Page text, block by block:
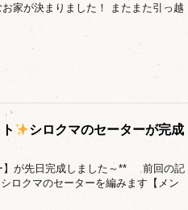
家が決まりました！ またまた引っ越
シロクマのセーターが完成
】が先日完成しました～** 前回の記
ロクマのセーターを編みます【メン